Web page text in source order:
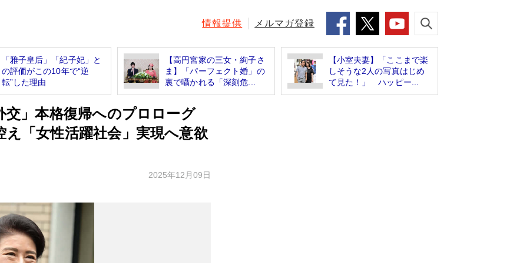
情報提供 メルマガ登録
「雅子皇后」「紀子妃」と
の評価がこの10年で“逆
転”した理由
【高円宮家の三女・絢子さ
ま】「パーフェクト婚」の
裏で囁かれる「深刻危...
【小室夫妻】「ここまで楽
しそうな2人の写真はじめ
て見た！」 ハッピー...
交」本格復帰へのプロローグ
「女性活躍社会」実現へ意欲
2025年12月09日